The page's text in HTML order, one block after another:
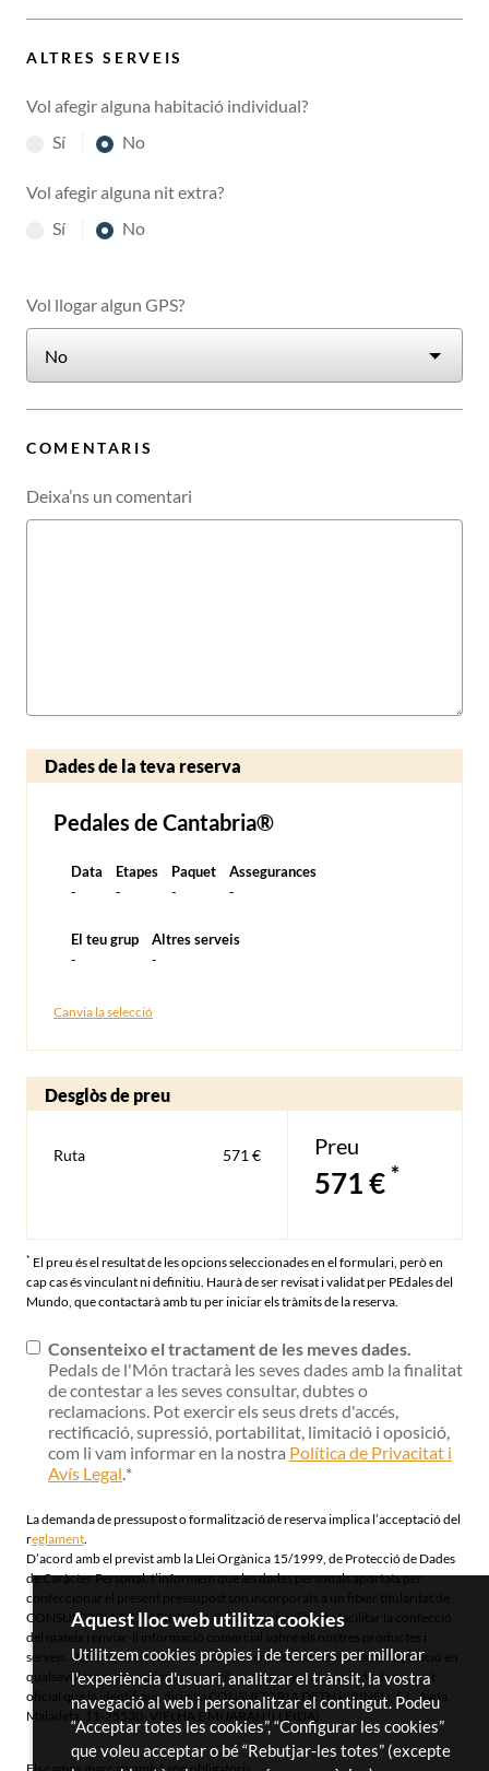
ALTRES SERVEIS
Vol afegir alguna habitació individual?
Sí
No
Vol afegir alguna nit extra?
Sí
No
Vol llogar algun GPS?
COMENTARIS
Deixa’ns un comentari
Dades de la teva reserva
Pedales de Cantabria®
Data
-
Etapes
-
Paquet
-
Assegurances
-
El teu grup
-
Altres serveis
-
Canvia la selecció
Desglòs de preu
Ruta 571 € Preu
571 € *
* El preu és el resultat de les opcions seleccionades en el formulari, però en
cap cas és vinculant ni definitiu. Haurà de ser revisat i validat per PEdales del
Mundo, que contactarà amb tu per iniciar els tràmits de la reserva.
Consenteixo el tractament de les meves dades.
Pedals de l'Món tractarà les seves dades amb la finalitat
de contestar a les seves consultar, dubtes o
reclamacions. Pot exercir els seus drets d'accés,
rectificació, supressió, portabilitat, limitació i oposició,
com li vam informar en la nostra Política de Privacitat i
Avís Legal.*
La demanda de pressupost o formalització de reserva implica l’acceptació del
reglament.
D’acord amb el previst amb la Llei Orgànica 15/1999, de Protecció de Dades
de Caràcter Personal, t’informem que les dades personals aportats per
confeccionar el present pressupost són incorporats a un fitxer titularitat de
CONSULTORIA DETH PIRINEU, S.L. amb la finalitat de facilitar la confecció
del mateix i enviar-li informació comercial sobre els nostres productes i
serveis. Poder exercir els drets d’accés, rectificació, cancel·lació i oposició en
qualsevol moment, mitjançant escrit, acompanyat de còpia de document
oficial que la identifiqui, dirigit a CONSULTORIA DETH PIRINEU, S.L. Avda.
Maladeta, 11-25530- VIELHA E MIJARAN (LLEIDA).
Aquest lloc web utilitza cookies
Utilitzem cookies pròpies i de tercers per millorar
l'experiència d'usuari, analitzar el trànsit, la vostra
navegació al web i personalitzar el contingut. Podeu
“Acceptar totes les cookies”, “Configurar les cookies”
que voleu acceptar o bé “Rebutjar-les totes” (excepte